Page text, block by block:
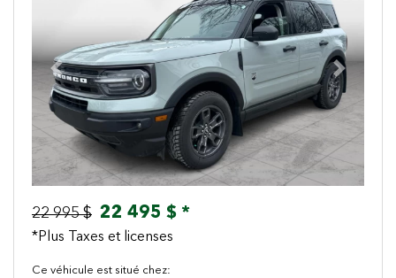
Previous Next
22 995 $ 22 495 $ *
*Plus Taxes et licenses
Ce véhicule est situé chez: